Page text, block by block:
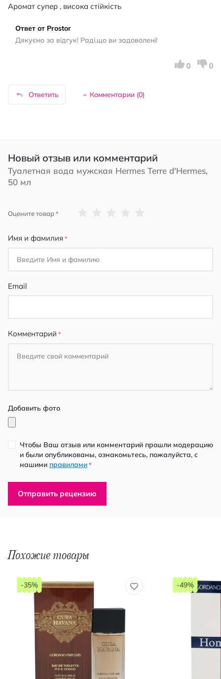
Аромат супер , висока стійкість
Ответ от Prostor
Дякуємо за відгук! Раді,що ви задоволені!
Ответить Комментарии (0)
0 0
Новый отзыв или комментарий
Туалетная вода мужская Hermes Terre d'Hermes,
50 мл
Оцените товар
Имя и фамилия
Email
Комментарий
Добавить фото
Чтобы Ваш отзыв или комментарий прошли модерацию
и были опубликованы, ознакомьтесь, пожалуйста, с
нашими правилами *
Отправить рецензию
Похожие товары
-35% -49%